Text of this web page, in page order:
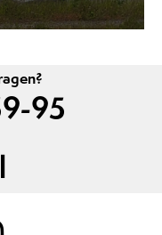
95